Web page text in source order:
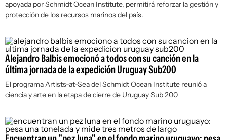
apoyada por Schmidt Ocean Institute, permitirá reforzar la gestión y
protección de los recursos marinos del país.
Alejandro Balbis emocionó a todos con su canción en la
última jornada de la expedición Uruguay Sub200
El programa Artists-at-Sea del Schmidt Ocean Institute reunió a
ciencia y arte en la etapa de cierre de Uruguay Sub 200